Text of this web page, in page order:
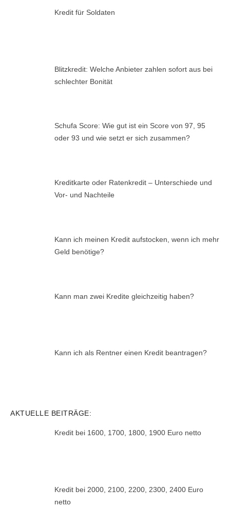
Kredit für Soldaten
Blitzkredit: Welche Anbieter zahlen sofort aus bei
schlechter Bonität
Schufa Score: Wie gut ist ein Score von 97, 95
oder 93 und wie setzt er sich zusammen?
Kreditkarte oder Ratenkredit – Unterschiede und
Vor- und Nachteile
Kann ich meinen Kredit aufstocken, wenn ich mehr
Geld benötige?
Kann man zwei Kredite gleichzeitig haben?
Kann ich als Rentner einen Kredit beantragen?
AKTUELLE BEITRÄGE:
Kredit bei 1600, 1700, 1800, 1900 Euro netto
Kredit bei 2000, 2100, 2200, 2300, 2400 Euro
netto